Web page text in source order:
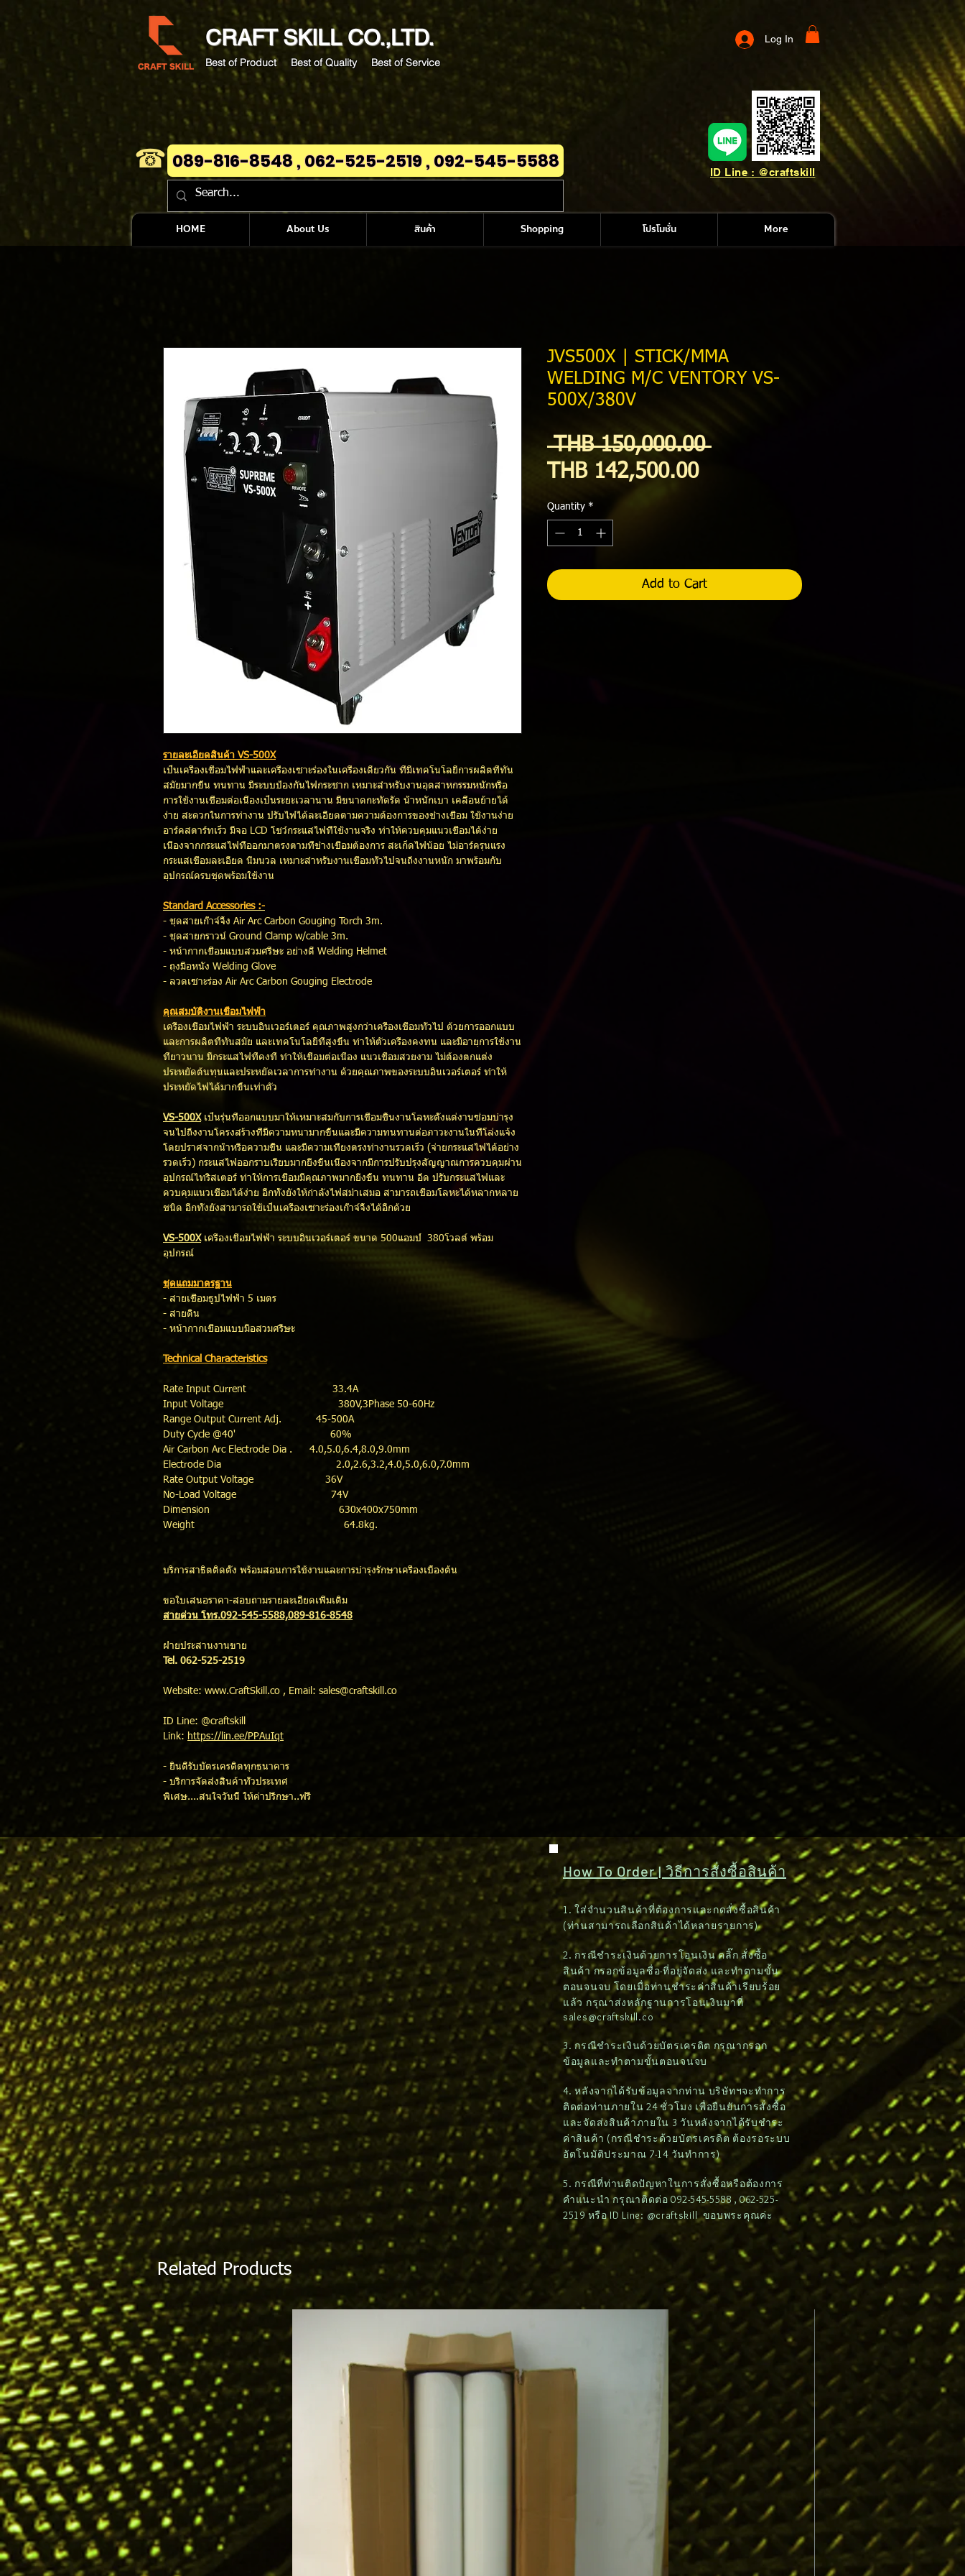
CRAFT SKILL CO.,LTD.
Best of Product Best of Quality Best of Service
Log In
☎ 089-816-8548 , 062-525-2519 , 092-545-5588 ID Line : @craftskill
HOME About Us สินค้า Shopping โปรโมชั่น More
รายละเอียดสินค้า VS-500X
เป็นเครื่องเชื่อมไฟฟ้าและเครื่องเซาะร่องในเครื่องเดียวกัน ที่มีเทคโนโลยีการผลิตที่ทัน
สมัยมากขึ้น ทนทาน มีระบบป้องกันไฟกระชาก เหมาะสำหรับงานอุตสาหกรรมหนักหรือ
การใช้งานเชื่อมต่อเนื่องเป็นระยะเวลานาน มีขนาดกะทัดรัด น้ำหนักเบา เคลื่อนย้ายได้
ง่าย สะดวกในการทำงาน ปรับไฟได้ละเอียดตามความต้องการของช่างเชื่อม ใช้งานง่าย
อาร์คสตาร์ทเร็ว มีจอ LCD โชว์กระแสไฟที่ใช้งานจริง ทำให้ควบคุมแนวเชื่อมได้ง่าย
เนื่องจากกระแสไฟที่ออกมาตรงตามที่ช่างเชื่อมต้องการ สะเก็ดไฟน้อย ไม่อาร์ครุนแรง
กระแสเชื่อมละเอียด นิ่มนวล เหมาะสำหรับงานเชื่อมทั่วไปจนถึงงานหนัก มาพร้อมกับ
อุปกรณ์ครบชุดพร้อมใช้งาน
Standard Accessories :-
- ชุดสายเก๊าจ์จิ้ง Air Arc Carbon Gouging Torch 3m.
- ชุดสายกราวน์ Ground Clamp w/cable 3m.
- หน้ากากเชื่อมแบบสวมศรีษะ อย่างดี Welding Helmet
- ถุงมือหนัง Welding Glove
- ลวดเซาะร่อง Air Arc Carbon Gouging Electrode
คุณสมบัติงานเชื่อมไฟฟ้า
เครื่องเชื่อมไฟฟ้า ระบบอินเวอร์เตอร์ คุณภาพสูงกว่าเครื่องเชื่อมทั่วไป ด้วยการออกแบบ
และการผลิตที่ทันสมัย และเทคโนโลยีที่สูงขึ้น ทำให้ตัวเครื่องคงทน และมีอายุการใช้งาน
ที่ยาวนาน มีกระแสไฟที่คงที่ ทำให้เชื่อมต่อเนื่อง แนวเชื่อมสวยงาม ไม่ต้องตกแต่ง
ประหยัดต้นทุนและประหยัดเวลาการทำงาน ด้วยคุณภาพของระบบอินเวอร์เตอร์ ทำให้
ประหยัดไฟได้มากขึ้นเท่าตัว
VS-500Xเป็นรุ่นที่ออกแบบมาให้เหมาะสมกับการเชื่อมชิ้นงานโลหะตั้งแต่งานซ่อมบำรุง
จนไปถึงงานโครงสร้างที่มีความหนามากขึ้นและมีความทนทานต่อภาวะงานในที่โล่งแจ้ง
โดยปราศจากน้ำหรือความชื้น และมีความเที่ยงตรงทำงานรวดเร็ว (จ่ายกระแสไฟได้อย่าง
รวดเร็ว) กระแสไฟออกราบเรียบมากยิ่งขึ้นเนื่องจากมีการปรับปรุงสัญญาณการควบคุมผ่าน
อุปกรณ์ไทริสเตอร์ ทำให้การเชื่อมมีคุณภาพมากยิ่งขึ้น ทนทาน อึด ปรับกระแสไฟและ
ควบคุมแนวเชื่อมได้ง่าย อีกทั้งยังให้กำลังไฟสม่ำเสมอ สามารถเชื่อมโลหะได้หลากหลาย
ชนิด อีกทั้งยังสามารถใช้เป็นเครื่องเซาะร่องเก๊าจ์จิ้งได้อีกด้วย
VS-500Xเครื่องเชื่อมไฟฟ้า ระบบอินเวอร์เตอร์ ขนาด 500แอมป์ 380โวลต์ พร้อม
อุปกรณ์
ชุดแถมมาตรฐาน
- สายเชื่อมธูปไฟฟ้า 5 เมตร
- สายดิน
- หน้ากากเชื่อมแบบมือสวมศรีษะ
Technical Characteristics
Rate Input Current 33.4A
Input Voltage 380V,3Phase 50-60Hz
Range Output Current Adj. 45-500A
Duty Cycle @40' 60%
Air Carbon Arc Electrode Dia . 4.0,5.0,6.4,8.0,9.0mm
Electrode Dia 2.0,2.6,3.2,4.0,5.0,6.0,7.0mm
Rate Output Voltage 36V
No-Load Voltage 74V
Dimension 630x400x750mm
Weight 64.8kg.
บริการสาธิตติดตั้ง พร้อมสอนการใช้งานและการบำรุงรักษาเครื่องเบื้องต้น
ขอใบเสนอราคา-สอบถามรายละเอียดเพิ่มเติม
สายด่วน โทร.092-545-5588,089-816-8548
ฝ่ายประสานงานขาย
Tel. 062-525-2519
Website: www.CraftSkill.co , Email: sales@craftskill.co
ID Line: @craftskill
Link: https://lin.ee/PPAuIqt
- ยินดีรับบัตรเครดิตทุกธนาคาร
- บริการจัดส่งสินค้าทั่วประเทศ
พิเศษ....สนใจวันนี้ ให้คำปรึกษา..ฟรี
JVS500X | STICK/MMA
WELDING M/C VENTORY VS-
500X/380V
THB 150,000.00 Regular
THB 142,500.00Sale
Quantity *
Add to Cart
How To Order | วิธีการสั่งซื้อสินค้า
1. ใส่จำนวนสินค้าที่ต้องการและกดสั่งซื้อสินค้า
(ท่านสามารถเลือกสินค้าได้หลายรายการ)
2. กรณีชำระเงินด้วยการโอนเงิน คลิ๊ก สั่งซื้อ
สินค้า กรอกข้อมูลชื่อ-ที่อยู่จัดส่ง และทำตามขั้น
ตอนจนจบ โดยเมื่อท่านชำระค่าสินค้าเรียบร้อย
แล้ว กรุณาส่งหลักฐานการโอนเงินมาที่
sales@craftskill.co
3. กรณีชำระเงินด้วยบัตรเครดิต กรุณากรอก
ข้อมูลและทำตามขั้นตอนจนจบ
4. หลังจากได้รับข้อมูลจากท่าน บริษัทฯจะทำการ
ติดต่อท่านภายใน 24 ชั่วโมง เพื่อยืนยันการสั่งซื้อ
และจัดส่งสินค้าภายใน 3 วันหลังจากได้รับชำระ
ค่าสินค้า (กรณีชำระด้วยบัตรเครดิต ต้องรอระบบ
อัตโนมัติประมาณ 7-14 วันทำการ)
5. กรณีที่ท่านติดปัญหาในการสั่งซื้อหรือต้องการ
คำแนะนำ กรุณาติดต่อ 092-545-5588 , 062-525-
2519 หรือ ID Line: @craftskill ขอบพระคุณค่ะ
Related Products